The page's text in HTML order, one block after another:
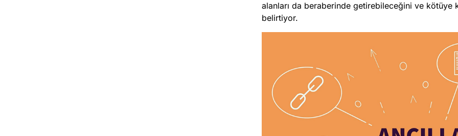
alanları da beraberinde getirebileceğini ve kötüye
belirtiyor.